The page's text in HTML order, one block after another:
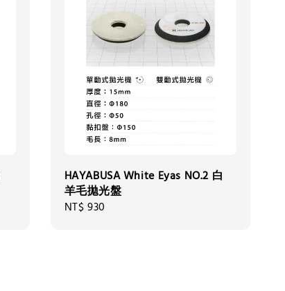
HAYABUSA White Eyas NO.2 白
羊毛拋光盤
Regular
NT$ 930